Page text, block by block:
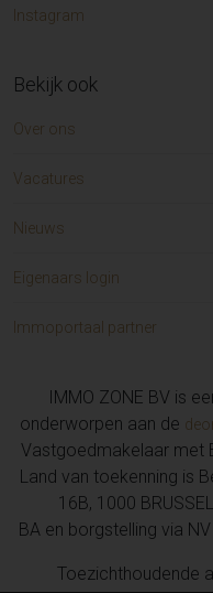
Instagram
Bekijk ook
Over ons
Vacatures
Nieuws
Eigenaars login
Immoportaal partner
IMMO ZONE BV is
onderworpen aan de
Vastgoedmakelaar met
Land van toekenning is
16B, 1000
BA en borgstelling via
Toezichthoudende